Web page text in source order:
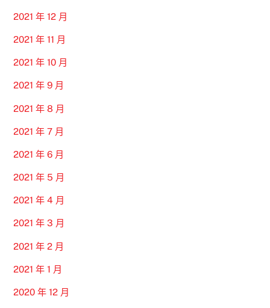
2021 年 12 月
2021 年 11 月
2021 年 10 月
2021 年 9 月
2021 年 8 月
2021 年 7 月
2021 年 6 月
2021 年 5 月
2021 年 4 月
2021 年 3 月
2021 年 2 月
2021 年 1 月
2020 年 12 月